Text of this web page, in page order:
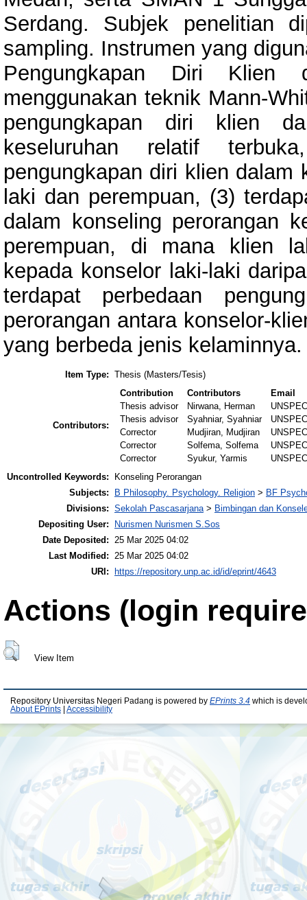
Serdang. Subjek penelitian
sampling. Instrumen yang
Pengungkapan Diri Klien
menggunakan teknik Mann-
pengungkapan diri klien
keseluruhan relatif
pengungkapan diri klien dalam
laki dan perempuan, (3)
dalam konseling perorangan
perempuan, di mana klien
kepada konselor laki-laki
terdapat perbedaan
perorangan antara konselor-
yang berbeda jenis kelaminnya.
Item Type: Thesis (Masters/Tesis)
Contributors:
Contribution Contributors
Email
Thesis advisor
Nirwana, Herman
Thesis advisor
Syahniar, Syahniar
Corrector
Mudjiran, Mudjiran
Corrector
Solfema, Solfema
Corrector
Syukur, Yarmis
Uncontrolled Keywords:
Konseling Perorangan
Subjects:
B Philosophy. Psychology. Religion > BF
Divisions: Sekolah Pascasarjana> Bimbingan dan
Depositing User:
Nurismen Nurismen S.Sos
Date Deposited: 25 Mar 2025 04:02
Last Modified: 25 Mar 2025 04:02
URI:
https://repository.unp.ac.id/id/eprint/4643
Actions (login
View Item
Repository Universitas Negeri Padang is powered by EPrints 3.4 which is
About EPrints
Accessibility